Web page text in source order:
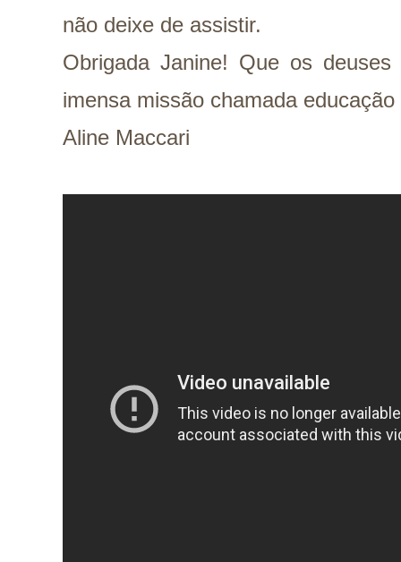
não deixe de assistir.
Obrigada Janine! Que os
imensa missão chamada
Aline Maccari